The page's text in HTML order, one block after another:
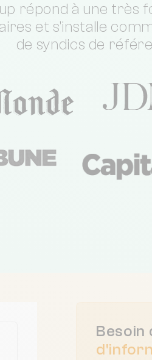
répond à une très
et s'installe
de syndics de
Besoin